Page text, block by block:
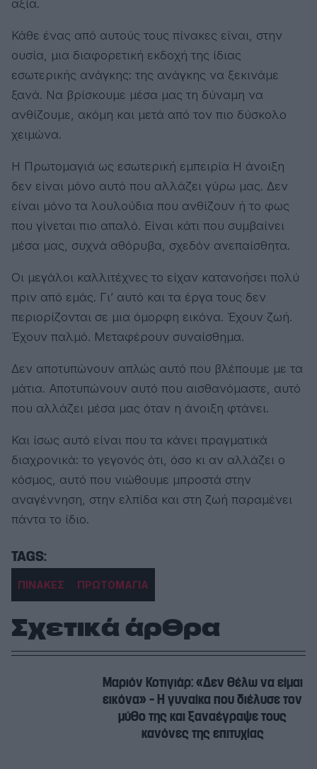
αξία.
Κάθε ένας από αυτούς τους πίνακες είναι, στην
ουσία, μια διαφορετική εκδοχή της ίδιας
εσωτερικής ανάγκης: της ανάγκης να ξεκινάμε
ξανά. Να βρίσκουμε μέσα μας τη δύναμη να
ανθίζουμε, ακόμη και μετά από τον πιο δύσκολο
χειμώνα.
Η Πρωτομαγιά ως εσωτερική εμπειρία Η άνοιξη
δεν είναι μόνο αυτό που αλλάζει γύρω μας. Δεν
είναι μόνο τα λουλούδια που ανθίζουν ή το φως
που γίνεται πιο απαλό. Είναι κάτι που συμβαίνει
μέσα μας, συχνά αθόρυβα, σχεδόν ανεπαίσθητα.
Οι μεγάλοι καλλιτέχνες το είχαν κατανοήσει πολύ
πριν από εμάς. Γι’ αυτό και τα έργα τους δεν
περιορίζονται σε μια όμορφη εικόνα. Έχουν ζωή.
Έχουν παλμό. Μεταφέρουν συναίσθημα.
Δεν αποτυπώνουν απλώς αυτό που βλέπουμε με τα
μάτια. Αποτυπώνουν αυτό που αισθανόμαστε, αυτό
που αλλάζει μέσα μας όταν η άνοιξη φτάνει.
Και ίσως αυτό είναι που τα κάνει πραγματικά
διαχρονικά: το γεγονός ότι, όσο κι αν αλλάζει ο
κόσμος, αυτό που νιώθουμε μπροστά στην
αναγέννηση, στην ελπίδα και στη ζωή παραμένει
πάντα το ίδιο.
ΠΙΝΑΚΕΣ ΠΡΩΤΟΜΑΓΙΑ
Σχετικά άρθρα
Μαριόν Κοτιγιάρ: «Δεν θέλω να είμαι
εικόνα» – Η γυναίκα που διέλυσε τον
μύθο της και ξαναέγραψε τους
κανόνες της επιτυχίας